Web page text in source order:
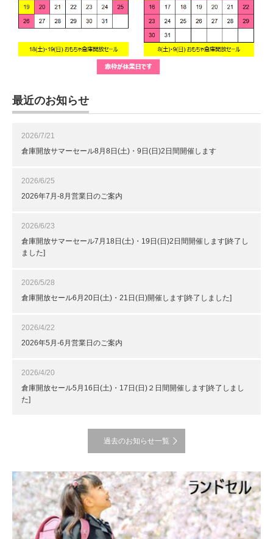
最近のお知らせ
2026/7/21
倉庫開放サマーセール8月8日(土)・9日(日)2日間開催します
2026/6/25
2026年7月-8月営業日のご案内
2026/6/23
倉庫開放サマーセール7月18日(土)・19日(日)2日間開催します[終了し
ました]
2026/5/28
倉庫開放セール6月20日(土)・21日(日)開催します[終了しました]
2026/4/22
2026年5月-6月営業日のご案内
2026/4/20
倉庫開放セール5月16日(土)・17日(日)２日間開催します[終了しまし
た]
過去のお知らせ一覧